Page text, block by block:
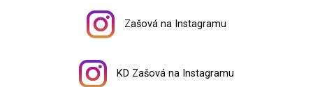
Zašová na Instagramu
KD Zašová na Instagramu